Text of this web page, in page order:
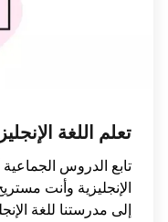
تعلم اللغة
تابع الدروس
الإنجليزية وأنت
إلى مدرستنا للغة